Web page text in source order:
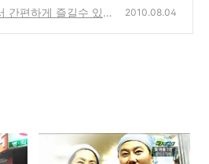
간편하게 즐길수 있는
2010.08.04